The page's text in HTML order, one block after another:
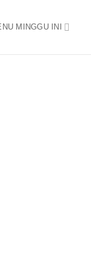
MINGGU INI